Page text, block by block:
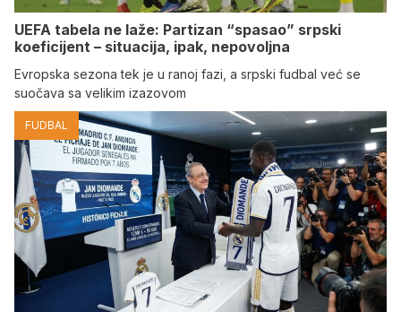
UEFA tabela ne laže: Partizan “spasao” srpski
koeficijent – situacija, ipak, nepovoljna
Evropska sezona tek je u ranoj fazi, a srpski fudbal već se
suočava sa velikim izazovom
FUDBAL